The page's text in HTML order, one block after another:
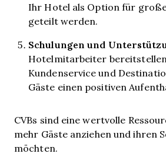
Ihr Hotel als Option für
geteilt werden.
Schulungen und
Hotelmitarbeiter
Kundenservice und
Gäste einen positiven
CVBs sind eine wertvolle
mehr Gäste anziehen und ihren
möchten.